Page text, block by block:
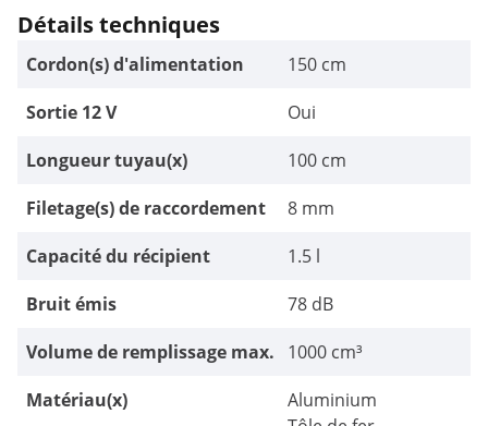
Détails techniques
Cordon(s) d'alimentation
150 cm
Sortie 12 V
Oui
Longueur tuyau(x)
100 cm
Filetage(s) de raccordement
8 mm
Capacité du récipient
1.5 l
Bruit émis
78 dB
Volume de remplissage max.
1000 cm³
Matériau(x)
Aluminium